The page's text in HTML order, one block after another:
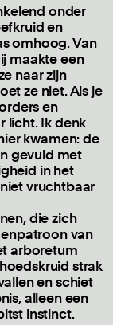
onder
en
omhoog. Van
maakte een
naar zijn
ze niet. Als je
en
licht. Ik denk
kwamen: de
gevuld met
in het
vruchtbaar
die zich
van
arboretum
strak
en schiet
alleen een
instinct.